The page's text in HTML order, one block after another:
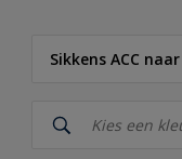
Sikkens ACC naar
Sikkens